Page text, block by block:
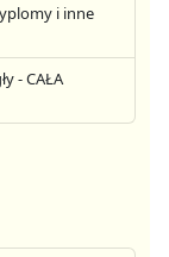
i inne
- CAŁA